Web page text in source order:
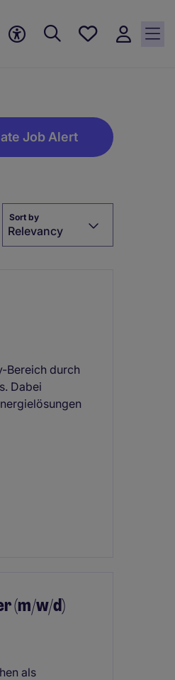
Saved
Job Alert
Sort by
Relevancy
Bereich durch
Dabei
(m/w/d)
als